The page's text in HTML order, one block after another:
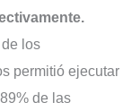
los
permitió ejecutar
de las